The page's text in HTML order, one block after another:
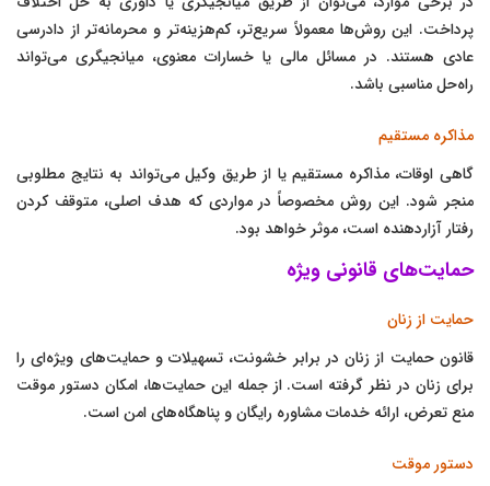
پرداخت. این روش‌ها معمولاً سریع‌تر، کم‌هزینه‌تر و محرمانه‌تر از دادرسی
عادی هستند. در مسائل مالی یا خسارات معنوی، میانجیگری می‌تواند
راه‌حل مناسبی باشد.
مذاکره مستقیم
گاهی اوقات، مذاکره مستقیم یا از طریق وکیل می‌تواند به نتایج مطلوبی
منجر شود. این روش مخصوصاً در مواردی که هدف اصلی، متوقف کردن
رفتار آزاردهنده است، موثر خواهد بود.
حمایت‌های قانونی ویژه
حمایت از زنان
قانون حمایت از زنان در برابر خشونت، تسهیلات و حمایت‌های ویژه‌ای را
برای زنان در نظر گرفته است. از جمله این حمایت‌ها، امکان دستور موقت
منع تعرض، ارائه خدمات مشاوره رایگان و پناهگاه‌های امن است.
دستور موقت